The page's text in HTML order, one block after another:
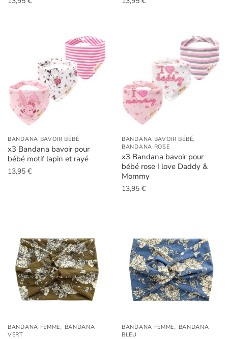
BANDANA BAVOIR BÉBÉ
x3 Bandana bavoir pour
bébé motif lapin et rayé
13,95 €
BANDANA BAVOIR BÉBÉ,
BANDANA ROSE
x3 Bandana bavoir pour
bébé rose I love Daddy &
Mommy
13,95 €
BANDANA FEMME, BANDANA
VERT
BANDANA FEMME, BANDANA
BLEU